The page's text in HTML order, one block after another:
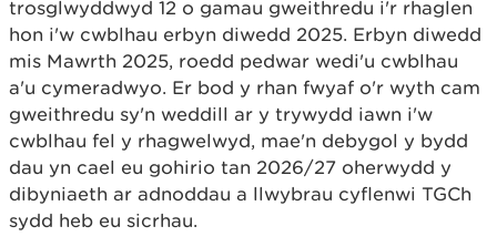
trosglwyddwyd 12 o gamau gweithredu i'r rhaglen
hon i'w cwblhau erbyn diwedd 2025. Erbyn diwedd
mis Mawrth 2025, roedd pedwar wedi'u cwblhau
a'u cymeradwyo. Er bod y rhan fwyaf o'r wyth cam
gweithredu sy'n weddill ar y trywydd iawn i'w
cwblhau fel y rhagwelwyd, mae'n debygol y bydd
dau yn cael eu gohirio tan 2026/27 oherwydd y
dibyniaeth ar adnoddau a llwybrau cyflenwi TGCh
sydd heb eu sicrhau.